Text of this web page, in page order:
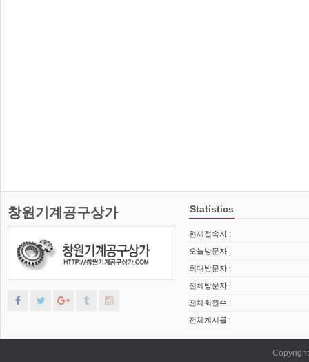
창원기계공구상가 Statistics
현재접속자 :
오늘방문자 :
최대방문자 :
전체방문자 :
전체회원수 :
전체게시물 :